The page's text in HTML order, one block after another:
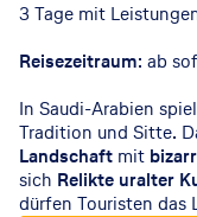
3 Tage mit
Reisezeitraum: ab
In Saudi-Arabien
Tradition und Sitte.
Landschaft mit
sich Relikte uralter
dürfen Touristen das